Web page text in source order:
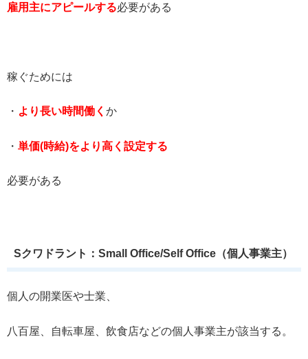
雇用主にアピールする必要がある
稼ぐためには
・ より長い時間働く か
・ 単価(時給)をより高く設定する
必要がある
Sクワドラント：Small Office/Self Office（個人事業主）
個人の開業医や士業、
八百屋、自転車屋、飲食店などの個人事業主が該当する。